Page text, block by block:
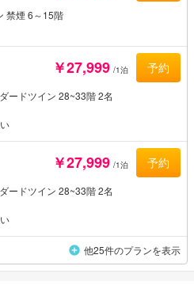
禁煙 6～15階
￥27,999 /1泊 予約
ードツイン 28~33階 2名
￥27,999 /1泊 予約
ードツイン 28~33階 2名
他25件のプランを表示